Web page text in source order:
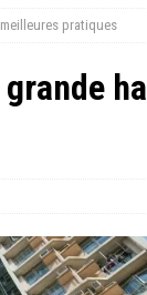
pratiques